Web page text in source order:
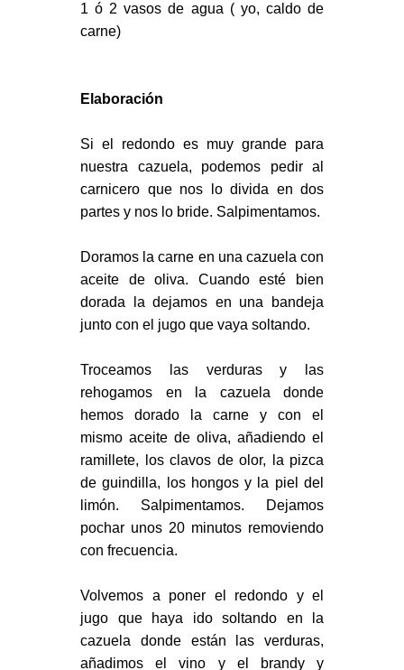
1 ó 2 vasos de agua ( yo, caldo de
carne)
Elaboración
Si el redondo es muy grande para
nuestra cazuela, podemos pedir al
carnicero que nos lo divida en dos
partes y nos lo bride. Salpimentamos.
Doramos la carne en una cazuela con
aceite de oliva. Cuando esté bien
dorada la dejamos en una bandeja
junto con el jugo que vaya soltando.
Troceamos las verduras y las
rehogamos en la cazuela donde
hemos dorado la carne y con el
mismo aceite de oliva, añadiendo el
ramillete, los clavos de olor, la pizca
de guindilla, los hongos y la piel del
limón. Salpimentamos. Dejamos
pochar unos 20 minutos removiendo
con frecuencia.
Volvemos a poner el redondo y el
jugo que haya ido soltando en la
cazuela donde están las verduras,
añadimos el vino y el brandy y